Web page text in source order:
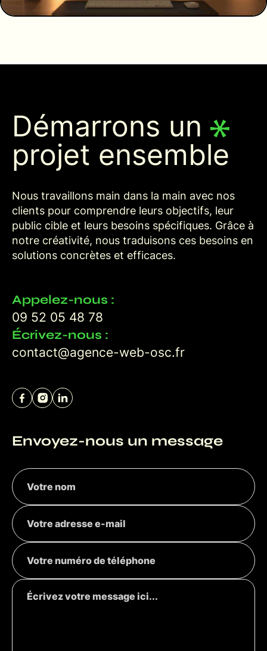
refonte de son site…
Démarrons un
projet ensemble
Nous travaillons main dans la main avec nos
clients pour comprendre leurs objectifs, leur
public cible et leurs besoins spécifiques. Grâce à
notre créativité, nous traduisons ces besoins en
solutions concrètes et efficaces.
Appelez-nous :
09 52 05 48 78
Écrivez-nous :
contact@agence-web-osc.fr
Envoyez-nous un message